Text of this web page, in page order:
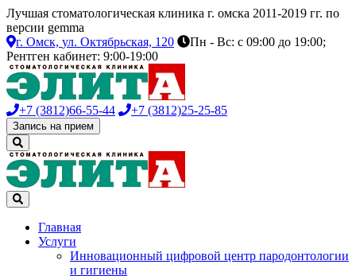
Лучшая стоматологическая клиника г. омска 2011-2019 гг. по
версии gemma
г. Омск, ул. Октябрьская, 120
Пн - Вс: с 09:00 до 19:00;
Рентген кабинет: 9:00-19:00
+7 (3812)66-55-44 +7 (3812)25-25-85
Запись на прием
Главная
Услуги
Инновационный цифровой центр пародонтологии
и гигиены